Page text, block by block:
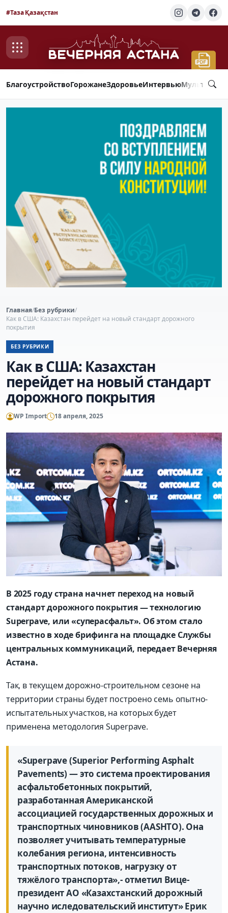
#Таза Қазақстан
БлагоустройствоГорожанеЗдоровьеИнтервью
Главная/Без рубрики/
Как в США: Казахстан перейдет на новый стандарт дорожного
покрытия
БЕЗ РУБРИКИ
Как в США: Казахстан
перейдет на новый стандарт
дорожного покрытия
WP Import 18 апреля, 2025
В 2025 году страна начнет переход на новый
стандарт дорожного покрытия — технологию
Superpave, или «суперасфальт». Об этом стало
известно в ходе брифинга на площадке Службы
центральных коммуникаций, передает Вечерняя
Астана.
Так, в текущем дорожно-строительном сезоне на
территории страны будет построено семь опытно-
испытательных участков, на которых будет
применена методология Superpave.
«Superpave (Superior Performing Asphalt
Pavements) — это система проектирования
асфальтобетонных покрытий,
разработанная Американской
ассоциацией государственных дорожных и
транспортных чиновников (AASHTO). Она
позволяет учитывать температурные
колебания региона, интенсивность
транспортных потоков, нагрузку от
тяжёлого транспорта»,- отметил Вице-
президент АО «Казахстанский дорожный
научно иследовательский институт» Ерик